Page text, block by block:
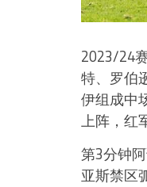
2023/24
特、罗伯
伊组成中
上阵，红
第3分钟
亚斯禁区